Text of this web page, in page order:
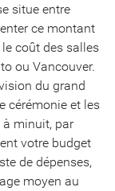
situe entre
ce montant
coût des salles
ou Vancouver.
du grand
cérémonie et les
à minuit, par
votre budget
de dépenses,
moyen au